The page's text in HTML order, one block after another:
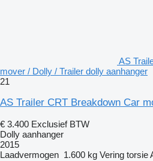
AS
mover / Dolly / Trailer dolly aanhanger
21
AS Trailer CRT Breakdown Car
€ 3.400 Exclusief BTW
Dolly aanhanger
2015
Laadvermogen 1.600 kg Vering torsie